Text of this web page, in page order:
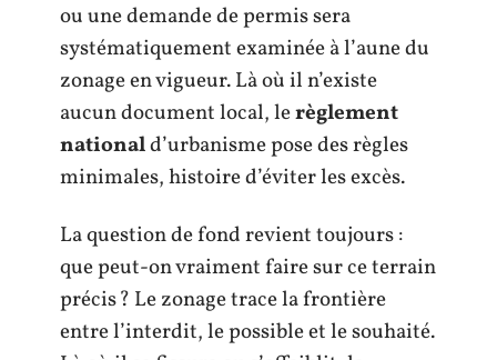
ou une demande de permis sera
systématiquement examinée à l’aune du
zonage en vigueur. Là où il n’existe
aucun document local, lerèglement
nationald’urbanisme pose des règles
minimales, histoire d’éviter les excès.
La question de fond revient toujours :
que peut-on vraiment faire sur ce terrain
précis ? Le zonage trace la frontière
entre l’interdit, le possible et le souhaité.